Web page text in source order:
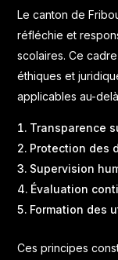
Le canton de
réfléchie et
scolaires. Ce
éthiques et
applicables au-
Transparence
Protection des
Supervision
Évaluation
Formation des
Ces principes